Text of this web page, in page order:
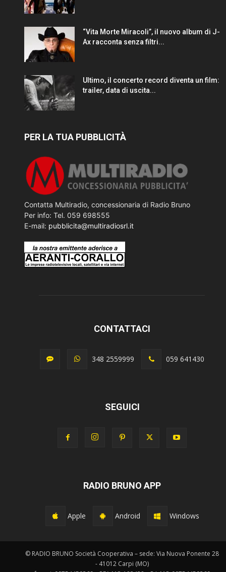
“Vita Morte Miracoli”, il nuovo album di J-
Ax racconta senza filtri...
Ultimo, il concerto record diventa un film:
trailer, data di uscita...
PER LA TUA PUBBLICITÀ
Contatta Multiradio, concessionaria di Radio Bruno
Per info: Tel. 059 698555
E-mail: pubblicita@multiradiosrl.it
CONTATTACI
348 2559999 059 641430
SEGUICI
RADIO BRUNO APP
Apple Android Windows
© RADIO BRUNO Società Cooperativa – sede: Via Nuova Ponente 28
- 41012 Carpi (MO)